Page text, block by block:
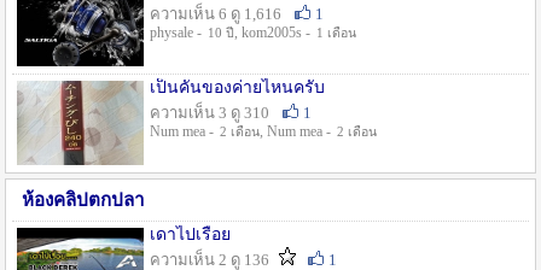
ความเห็น 6 ดู 1,616
1
physale - 10 ปี , kom2005s - 1 เดือน
เป็นคันของค่ายไหนครับ
ความเห็น 3 ดู 310
1
Num mea - 2 เดือน, Num mea - 2 เดือน
ห้องคลิปตกปลา
เดาไปเรื่อย
ความเห็น 2 ดู 136
1